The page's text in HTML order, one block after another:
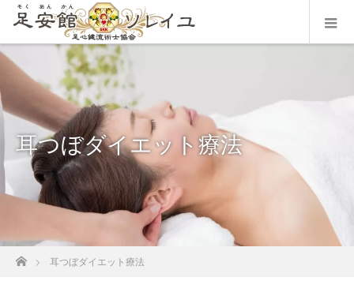
耳つぼダイエット療法
ホーム耳つぼダイエット療法